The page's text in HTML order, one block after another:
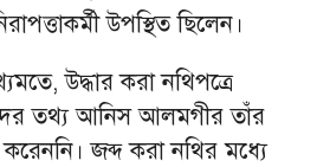
উপস্থিত ছিলেন।
উদ্ধার করা নথিপত্রে
তথ্য আনিস আলমগীর তাঁর
জব্দ করা নথির মধ্যে